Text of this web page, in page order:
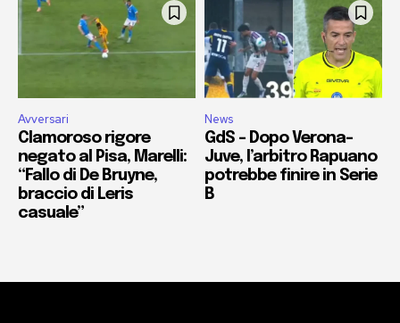
Avversari
Clamoroso rigore
negato al Pisa, Marelli:
“Fallo di De Bruyne,
braccio di Leris
casuale”
News
GdS – Dopo Verona-
Juve, l’arbitro Rapuano
potrebbe finire in Serie
B